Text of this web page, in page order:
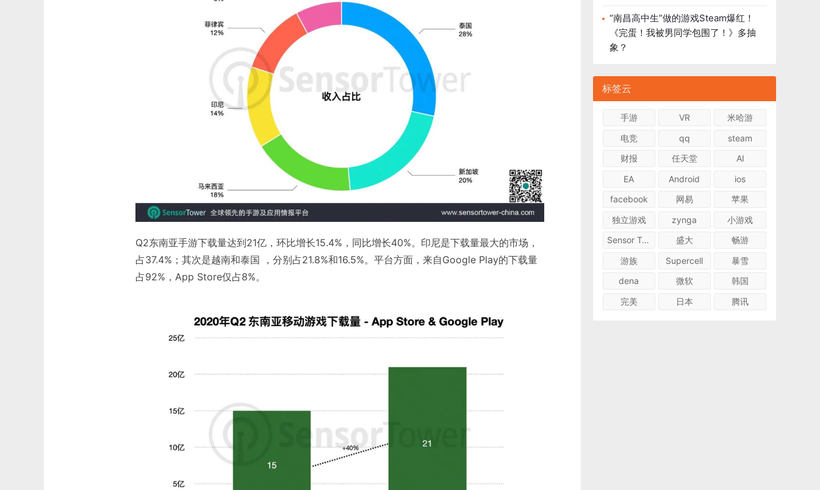
Q2东南亚手游下载量达到21亿，环比增长15.4%，同比增长40%。印尼是下载量最大的市场，
占37.4%；其次是越南和泰国 ，分别占21.8%和16.5%。平台方面，来自Google Play的下载量
占92%，App Store仅占8%。
“南昌高中生”做的游戏Steam爆红！
《完蛋！我被男同学包围了！》多抽
象？
标签云
手游 VR
米哈游
电竞
qq
steam
财报
任天堂
AI
EA
Android
ios
facebook
网易
苹果
独立游戏
zynga
小游戏
Sensor Tower
盛大
畅游
游族
Supercell
暴雪
dena
微软
韩国
完美
日本 腾讯